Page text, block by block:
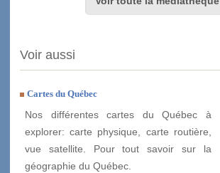
Voir aussi
Cartes du Québec
Nos différentes cartes du Québec à
explorer: carte physique, carte routière,
vue satellite. Pour tout savoir sur la
géographie du Québec.